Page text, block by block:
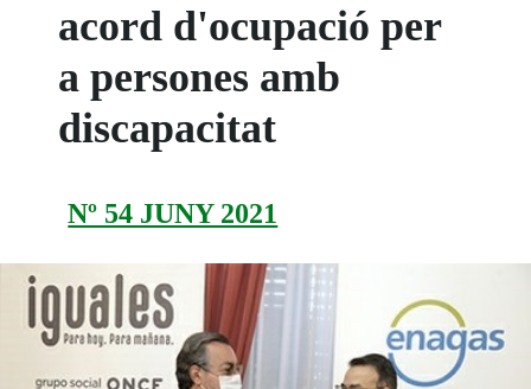
acord d'ocupació per
a persones amb
discapacitat
Nº 54 JUNY 2021